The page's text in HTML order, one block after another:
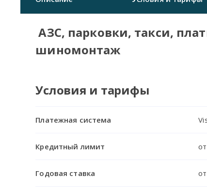
АЗС, парковки, такси,
шиномонтаж
Условия и тарифы
Платежная система
Кредитный лимит
Годовая ставка